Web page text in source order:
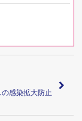
感染拡大防止